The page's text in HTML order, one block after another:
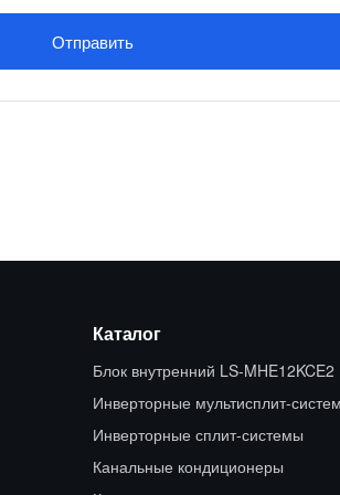
Отправить
Каталог
Блок внутренний LS-MHE12KCE2
Инверторные мультисплит-
Инверторные сплит-системы
Канальные кондиционеры